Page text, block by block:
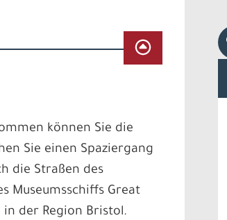
können Sie die
Sie einen Spaziergang
die Straßen des
Museumsschiffs Great
der Region Bristol.